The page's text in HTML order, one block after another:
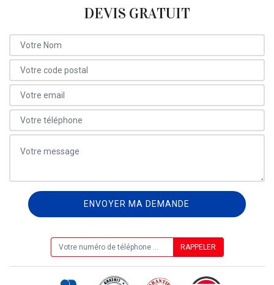
DEVIS GRATUIT